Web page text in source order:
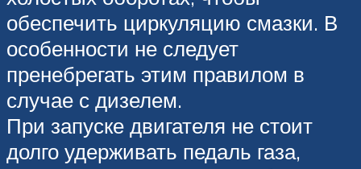
обеспечить циркуляцию смазки. В
особенности не следует
пренебрегать этим правилом в
случае с дизелем.
При запуске двигателя не стоит
долго удерживать педаль газа,